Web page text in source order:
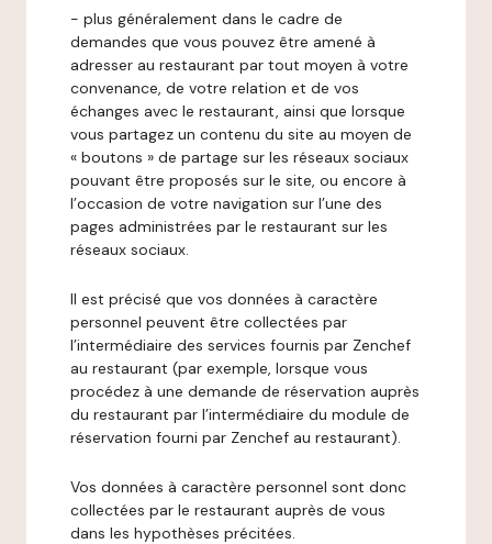
- plus généralement dans le cadre de
demandes que vous pouvez être amené à
adresser au restaurant par tout moyen à votre
convenance, de votre relation et de vos
échanges avec le restaurant, ainsi que lorsque
vous partagez un contenu du site au moyen de
« boutons » de partage sur les réseaux sociaux
pouvant être proposés sur le site, ou encore à
l’occasion de votre navigation sur l’une des
pages administrées par le restaurant sur les
réseaux sociaux.
Il est précisé que vos données à caractère
personnel peuvent être collectées par
l’intermédiaire des services fournis par Zenchef
au restaurant (par exemple, lorsque vous
procédez à une demande de réservation auprès
du restaurant par l’intermédiaire du module de
réservation fourni par Zenchef au restaurant).
Vos données à caractère personnel sont donc
collectées par le restaurant auprès de vous
dans les hypothèses précitées.